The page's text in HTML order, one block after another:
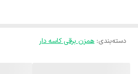
دسته‌بندی: همزن برقی کاسه دار